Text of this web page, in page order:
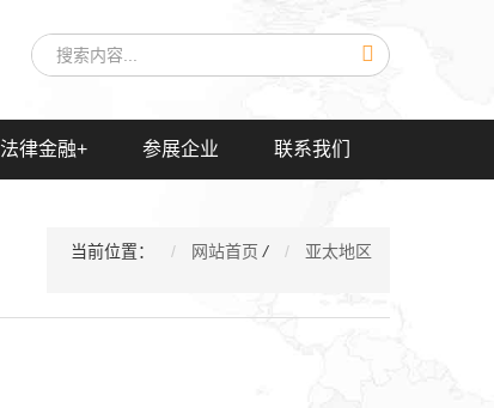
法律金融+ 参展企业 联系我们
当前位置： 网站首页 / 亚太地区